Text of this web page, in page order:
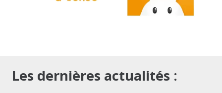
Les dernières actualités :